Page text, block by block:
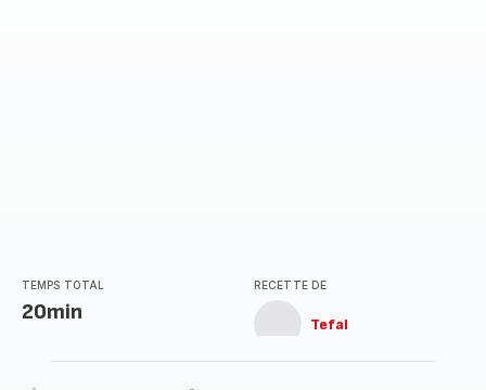
TEMPS TOTAL
20min
RECETTE DE
Tefal